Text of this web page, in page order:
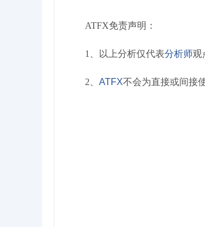
ATFX免责声明：
1、以上分析仅代表分析师观
2、 ATFX不会为直接或间接